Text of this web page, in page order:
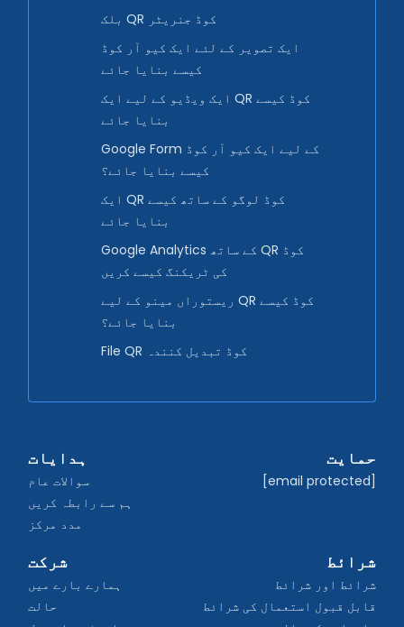
بلک QR کوڈ جنریٹر
ایک تصویر کے لئے ایک کیو آر کوڈ
کیسے بنایا جائے
ایک ویڈیو کے لیے ایک QR کوڈ کیسے
بنایا جائے
Google Form کے لیے ایک کیو آر کوڈ
کیسے بنایا جائے؟
ایک QR کوڈ لوگو کے ساتھ کیسے
بنایا جائے
Google Analytics کے ساتھ QR کوڈ
کی ٹریکنگ کیسے کریں
ریستوراں مینو کے لیے QR کوڈ کیسے
بنایا جائے؟
File QR کوڈ تبدیل کنندہ
ہدایات
سوالات عام
ہم سے رابطہ کریں
مدد مرکز
حمایت
[email protected]
شرکت
ہمارے بارے میں
حالت
شرائط
شرائط اور شرائط
قابل قبول استعمال کی شرائط